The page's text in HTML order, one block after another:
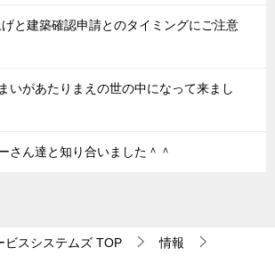
と建築確認申請とのタイミングにご注意
いがあたりまえの世の中になって来まし
さん達と知り合いました＾＾
ビスシステムズ TOP
情報